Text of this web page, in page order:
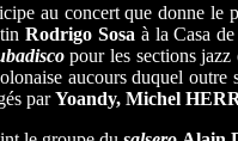
au concert que donne le
Rodrigo Sosa à la Casa
pour les sections jazz
aucours duquel
parYoandy, Michel